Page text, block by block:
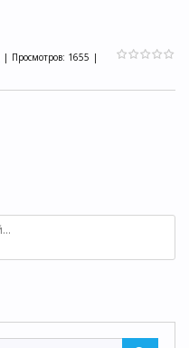
| Просмотров: 1655 |